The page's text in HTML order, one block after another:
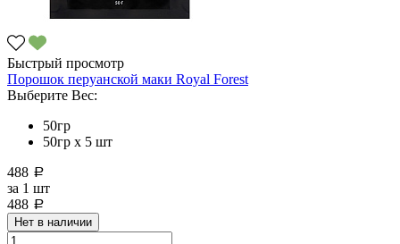
Быстрый просмотр
Порошок перуанской маки Royal Forest
Выберите Вес:
50гр
50гр х 5 шт
488 a
за 1 шт
488 a
Нет в наличии